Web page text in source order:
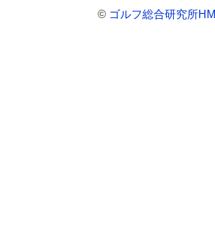
© ゴルフ総合研究所HM